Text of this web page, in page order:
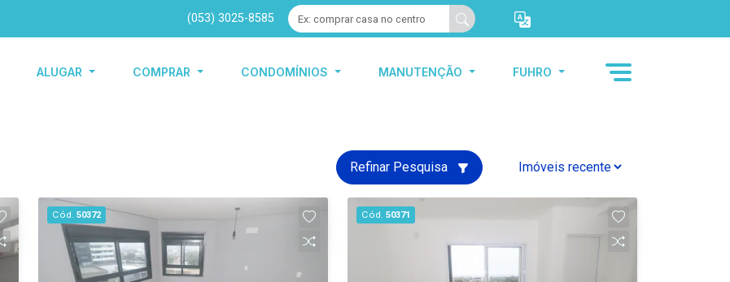
(053) 3025-8585
ALUGAR COMPRAR CONDOMÍNIOS MANUTENÇÃO FUHRO
Refinar Pesquisa
Cód. 50372 Cód. 50371